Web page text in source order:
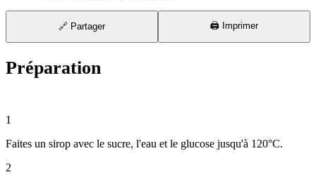
🔗 Partager 🖨️ Imprimer
Préparation
1
Faites un sirop avec le sucre, l'eau et le glucose jusqu'à 120°C.
2